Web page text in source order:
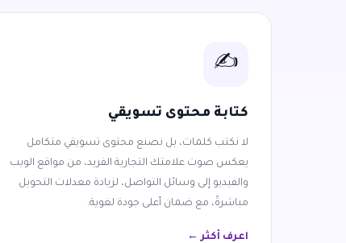
✍️
كتابة محتوى تسويقي
لا نكتب كلمات، بل نصنع محتوى تسويقي متكامل
يعكس صوت علامتك التجارية الفريد، من مواقع الويب
والفيديو إلى وسائل التواصل، لزيادة معدلات التحويل
مباشرةً، مع ضمان أعلى جودة لغوية.
اعرف أكثر ←